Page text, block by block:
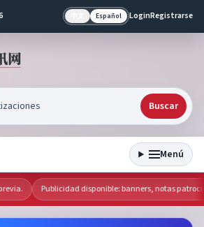
Español LoginRegistrarse
Buscar
Menú
Publicidad disponible: banners, notas